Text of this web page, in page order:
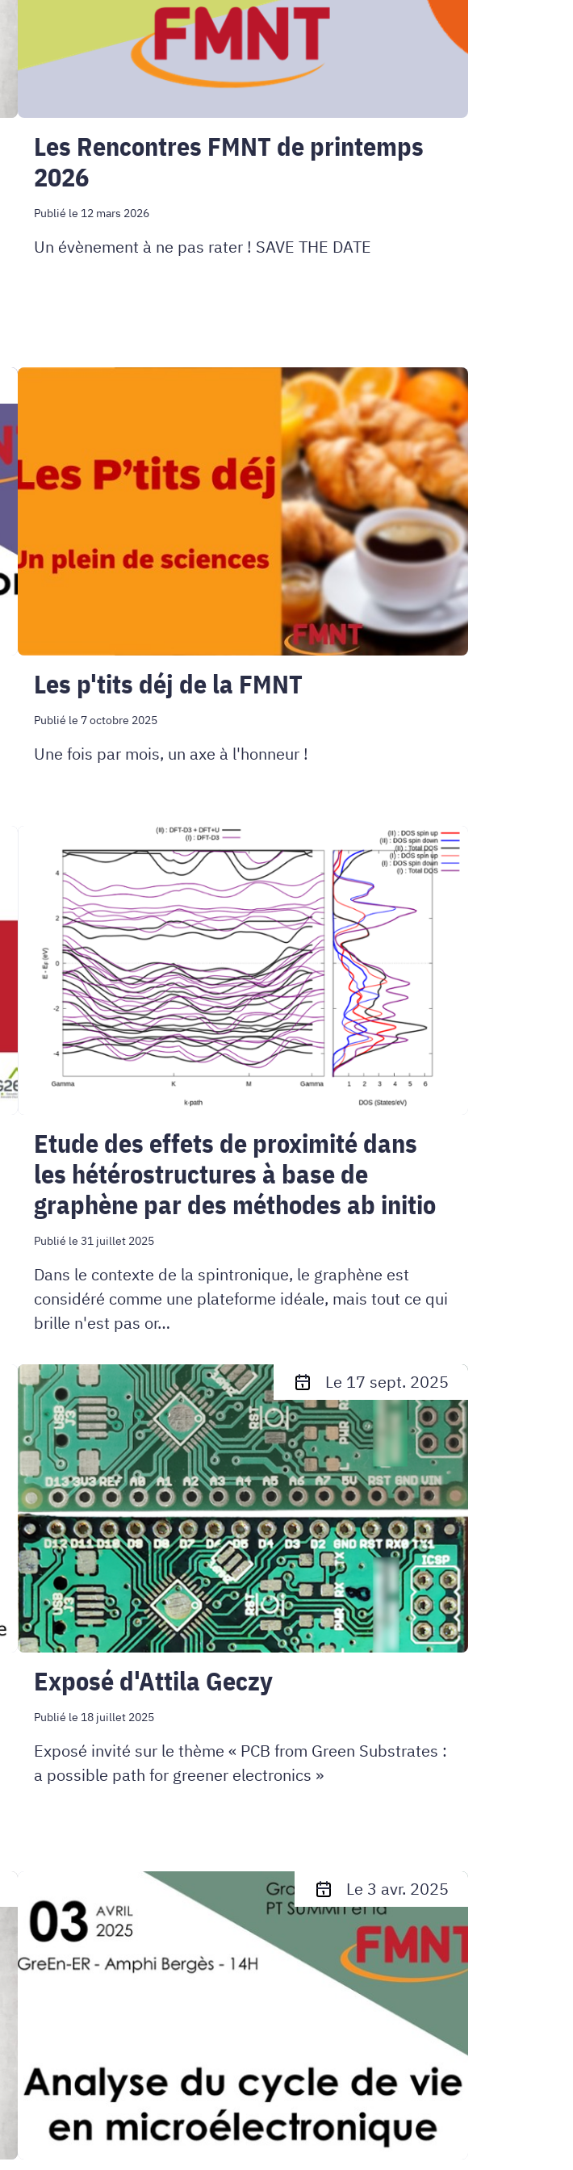
Les Rencontres FMNT de printemps
2026
Publié le 12 mars 2026
Un évènement à ne pas rater ! SAVE THE DATE
Les
p'tits
déj
de
Les p'tits déj de la FMNT
Publié le 7 octobre 2025
Une fois par mois, un axe à l'honneur !
Etude
des
effets
de
proximité
dans
hétérostructures
à
de
graphène
par
des
méthodes
ab
initio
Etude des effets de proximité dans
les hétérostructures à base de
graphène par des méthodes ab initio
Publié le 31 juillet 2025
Dans le contexte de la spintronique, le graphène est
considéré comme une plateforme idéale, mais tout ce qui
brille n'est pas or…
Exposé
d'Attila
Geczy
Le 17 sept. 2025
Exposé d'Attila Geczy
Publié le 18 juillet 2025
Exposé invité sur le thème « PCB from Green Substrates :
a possible path for greener electronics »
Séminaire
conjoint
FMNT
et
SUMMIT
Le 3 avr. 2025